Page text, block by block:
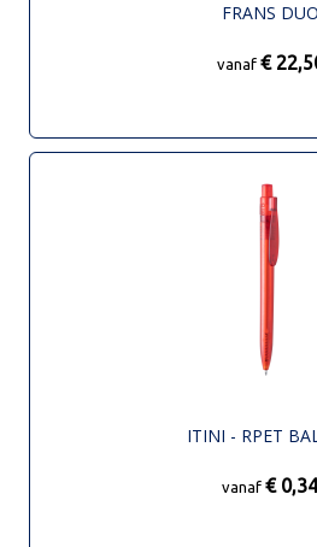
FRANS DUO
vanaf €
ITINI - RPET
vanaf € 0,34